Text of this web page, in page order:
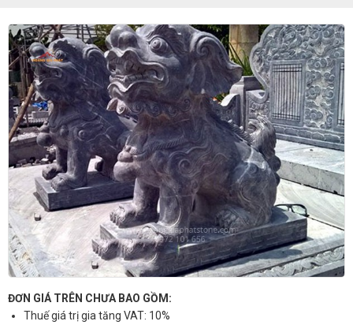
ĐƠN GIÁ TRÊN CHƯA BAO GỒM:
Thuế giá trị gia tăng VAT: 10%